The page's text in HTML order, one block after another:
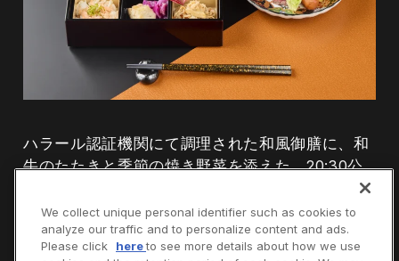
食事（稲庭うどん 特製ごまだれ）
稲庭うどん・長葱・いりごま・練りごま・昆
布
ハラール認証機関にて調理された和風御膳に、和
牛のたたきと季節の焼き野菜を添えた、20:30公
和の趣を大切にした味わいを、ワンドリンク付き
でご提供いたします。
We collect unique personal identifier such as cookies to
analyze our traffic and to personalize content and ads.
Please click
hereto see more details about how we use